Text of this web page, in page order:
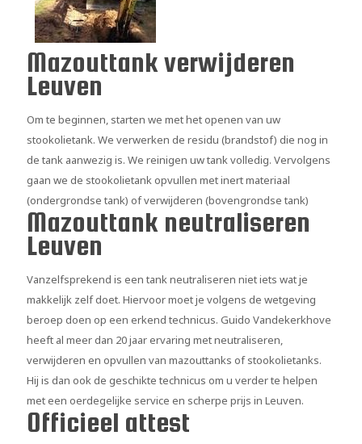
Mazouttank verwijderen
Leuven
Om te beginnen, starten we met het openen van uw
stookolietank. We verwerken de residu (brandstof) die nog in
de tank aanwezig is. We reinigen uw tank volledig. Vervolgens
gaan we de stookolietank opvullen met inert materiaal
(ondergrondse tank) of verwijderen (bovengrondse tank)
Mazouttank neutraliseren
Leuven
Vanzelfsprekend is een tank neutraliseren niet iets wat je
makkelijk zelf doet. Hiervoor moet je volgens de wetgeving
beroep doen op een erkend technicus. Guido Vandekerkhove
heeft al meer dan 20 jaar ervaring met neutraliseren,
verwijderen en opvullen van mazouttanks of stookolietanks.
Hij is dan ook de geschikte technicus om u verder te helpen
met een oerdegelijke service en scherpe prijs in Leuven.
Officieel attest